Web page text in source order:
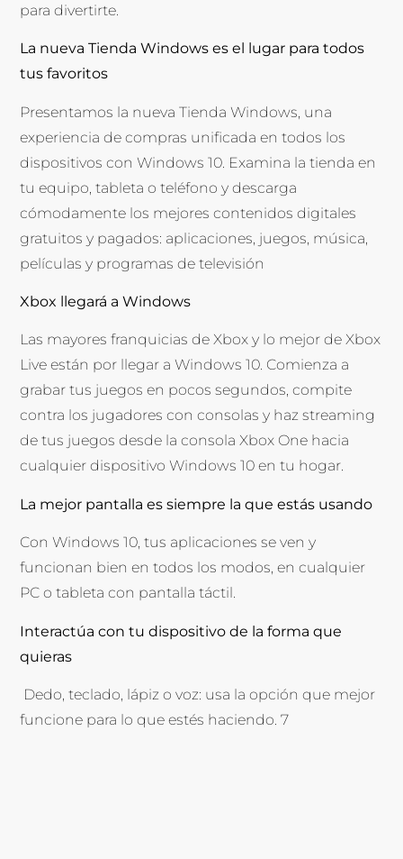
para divertirte.
La nueva Tienda Windows es el lugar para todos
tus favoritos
Presentamos la nueva Tienda Windows, una
experiencia de compras unificada en todos los
dispositivos con Windows 10. Examina la tienda en
tu equipo, tableta o teléfono y descarga
cómodamente los mejores contenidos digitales
gratuitos y pagados: aplicaciones, juegos, música,
películas y programas de televisión
Xbox llegará a Windows
Las mayores franquicias de Xbox y lo mejor de Xbox
Live están por llegar a Windows 10. Comienza a
grabar tus juegos en pocos segundos, compite
contra los jugadores con consolas y haz streaming
de tus juegos desde la consola Xbox One hacia
cualquier dispositivo Windows 10 en tu hogar.
La mejor pantalla es siempre la que estás usando
Con Windows 10, tus aplicaciones se ven y
funcionan bien en todos los modos, en cualquier
PC o tableta con pantalla táctil.
Interactúa con tu dispositivo de la forma que
quieras
Dedo, teclado, lápiz o voz: usa la opción que mejor
funcione para lo que estés haciendo. 7